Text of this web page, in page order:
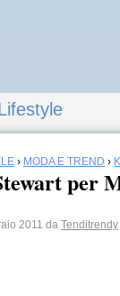
› MODA E TREND ›
per
2011 da Tenditrendy